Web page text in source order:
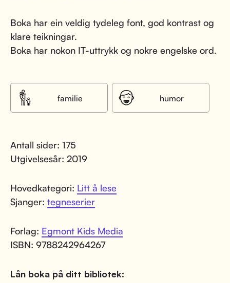
Boka har ein veldig tydeleg font, god kontrast og
klare teikningar.
Boka har nokon IT-uttrykk og nokre engelske ord.
familie humor
Antall sider: 175
Utgivelsesår: 2019
Hovedkategori: Litt å lese
Sjanger: tegneserier
Forlag: Egmont Kids Media
ISBN: 9788242964267
Lån boka på ditt bibliotek: